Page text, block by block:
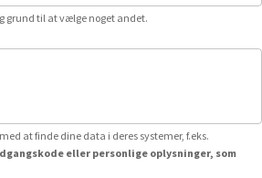
grund til at vælge noget andet.
at finde dine data i deres systemer, f.eks.
eller personlige oplysninger, som